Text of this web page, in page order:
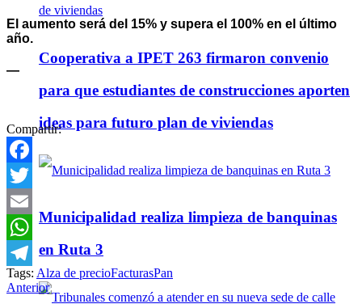
Cooperativa a IPET 263 firmaron convenio
para que estudiantes de construcciones aporten
ideas para futuro plan de viviendas
Municipalidad realiza limpieza de banquinas
en Ruta 3
El aumento será del 15% y supera el 100% en el último
año.
—
Compartir:
Facebook
Twitter
Email
WhatsApp
Telegram
Tags: Alza de precioFacturasPan
Anterior